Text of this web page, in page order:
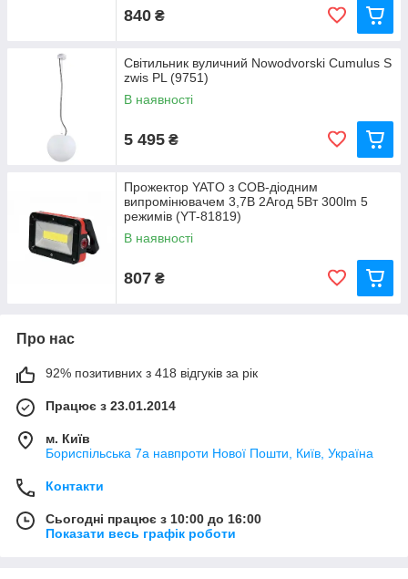
840 ₴
Світильник вуличний Nowodvorski Cumulus S
zwis PL (9751)
В наявності
5 495 ₴
Прожектор YATO з COB-діодним
випромінювачем 3,7В 2Агод 5Вт 300lm 5
режимів (YT-81819)
В наявності
807 ₴
Про нас
92% позитивних з 418 відгуків за рік
Працює з 23.01.2014
м. Київ
Бориспільська 7а навпроти Нової Пошти, Київ, Україна
Контакти
Сьогодні працює з 10:00 до 16:00
Показати весь графік роботи